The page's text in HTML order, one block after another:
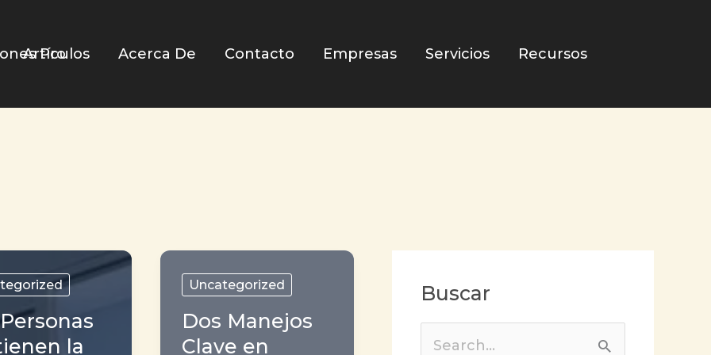
Artículos Acerca De Contacto Empresas Servicios Recursos
Pro
la
Uncategorized
Dos Manejos
Clave en
Buscar